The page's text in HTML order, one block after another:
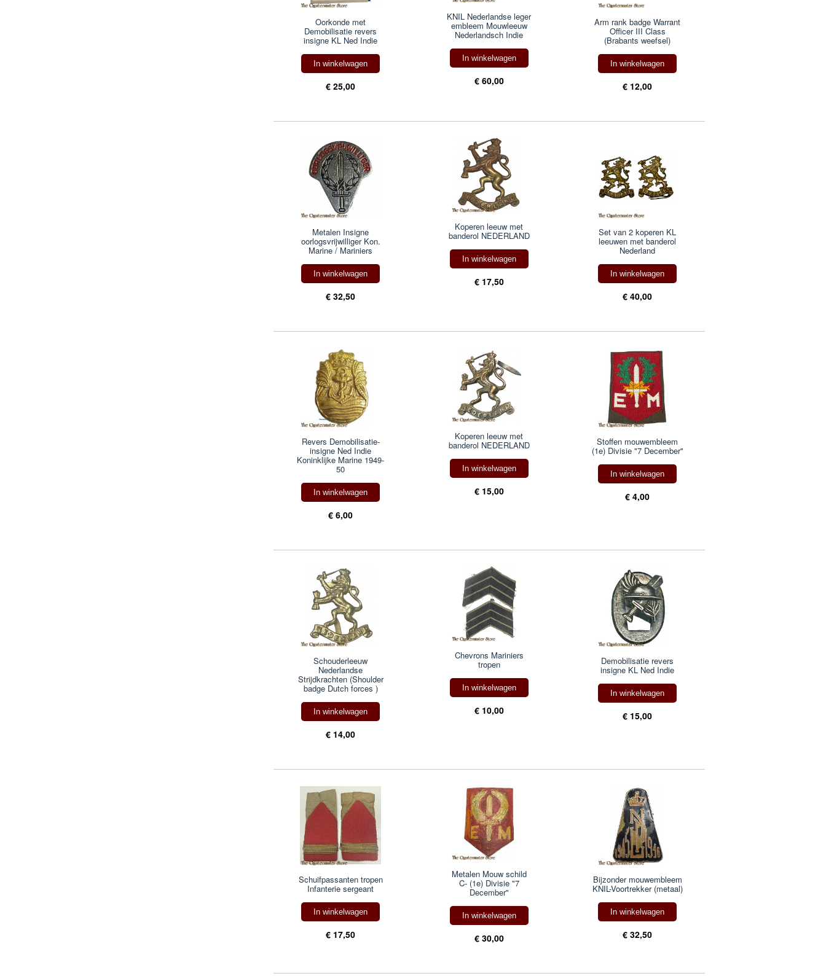
Oorkonde met
Demobilisatie revers
insigne KL Ned Indie
In winkelwagen
€ 25,00
KNIL Nederlandse leger
embleem Mouwleeuw
Nederlandsch Indie
In winkelwagen
€ 60,00
Arm rank badge Warrant
Officer III Class
(Brabants weefsel)
In winkelwagen
€ 12,00
Metalen Insigne
oorlogsvrijwilliger Kon.
Marine / Mariniers
In winkelwagen
€ 32,50
Koperen leeuw met
banderol NEDERLAND
In winkelwagen
€ 17,50
Set van 2 koperen KL
leeuwen met banderol
Nederland
In winkelwagen
€ 40,00
Revers Demobilisatie-
insigne Ned Indie
Koninklijke Marine 1949-
50
In winkelwagen
€ 6,00
Koperen leeuw met
banderol NEDERLAND
In winkelwagen
€ 15,00
Stoffen mouwembleem
(1e) Divisie "7 December"
In winkelwagen
€ 4,00
Schouderleeuw
Nederlandse
Strijdkrachten (Shoulder
badge Dutch forces )
In winkelwagen
€ 14,00
Chevrons Mariniers
tropen
In winkelwagen
€ 10,00
Demobilisatie revers
insigne KL Ned Indie
In winkelwagen
€ 15,00
Schuifpassanten tropen
Infanterie sergeant
In winkelwagen
€ 17,50
Metalen Mouw schild
C- (1e) Divisie "7
December"
In winkelwagen
€ 30,00
Bijzonder mouwembleem
KNIL-Voortrekker (metaal)
In winkelwagen
€ 32,50